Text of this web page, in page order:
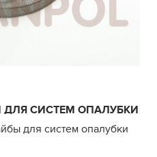
СИСТЕМ ОПАЛУБКИ
для систем опалубки